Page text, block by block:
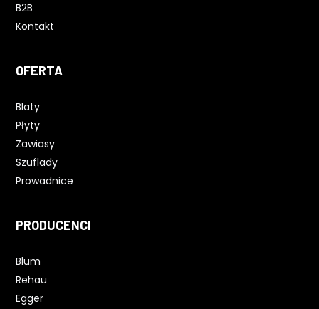
B2B
Kontakt
OFERTA
Blaty
Płyty
Zawiasy
Szuflady
Prowadnice
PRODUCENCI
Blum
Rehau
Egger